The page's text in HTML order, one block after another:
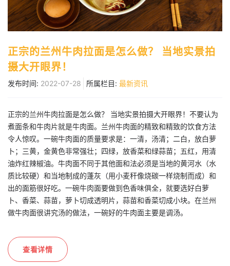
正宗的兰州牛肉拉面是怎么做？ 当地实景拍
摄大开眼界！
发布时间: 2022-07-28 所属栏目: 最新资讯
正宗的兰州牛肉拉面是怎么做？ 当地实景拍摄大开眼界！不要认为
煮面条和牛肉片就是牛肉面。兰州牛肉面的精致和精致的饮食方法
令人惊叹。一碗牛肉面的质量要求是：一清，汤清；二白，放白萝
卜；三黄，金黄色非常强壮；四绿，放香菜和绿蒜苗；五红，用清
油炸红辣椒油。牛肉面不同于其他面和法必须是当地的黄河水（水
质比较硬）和当地制成的蓬灰（用小麦秆像烧碳一样烧制而成）和
出的面筋很好吃。一碗牛肉面要做到色香味俱全，就要选好白萝
卜、香菜、蒜苗，萝卜切成透明片，蒜苗和香菜切成小块。在兰州
做牛肉面很讲究汤的做法，一碗好的牛肉面主要是调汤。
查看详情